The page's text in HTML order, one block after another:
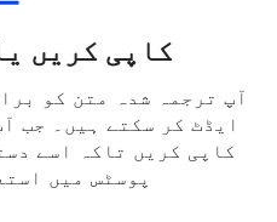
کاپی کریں
آپ ترجمہ شدہ متن کو
ایڈٹ کر سکتے ہیں۔ جب